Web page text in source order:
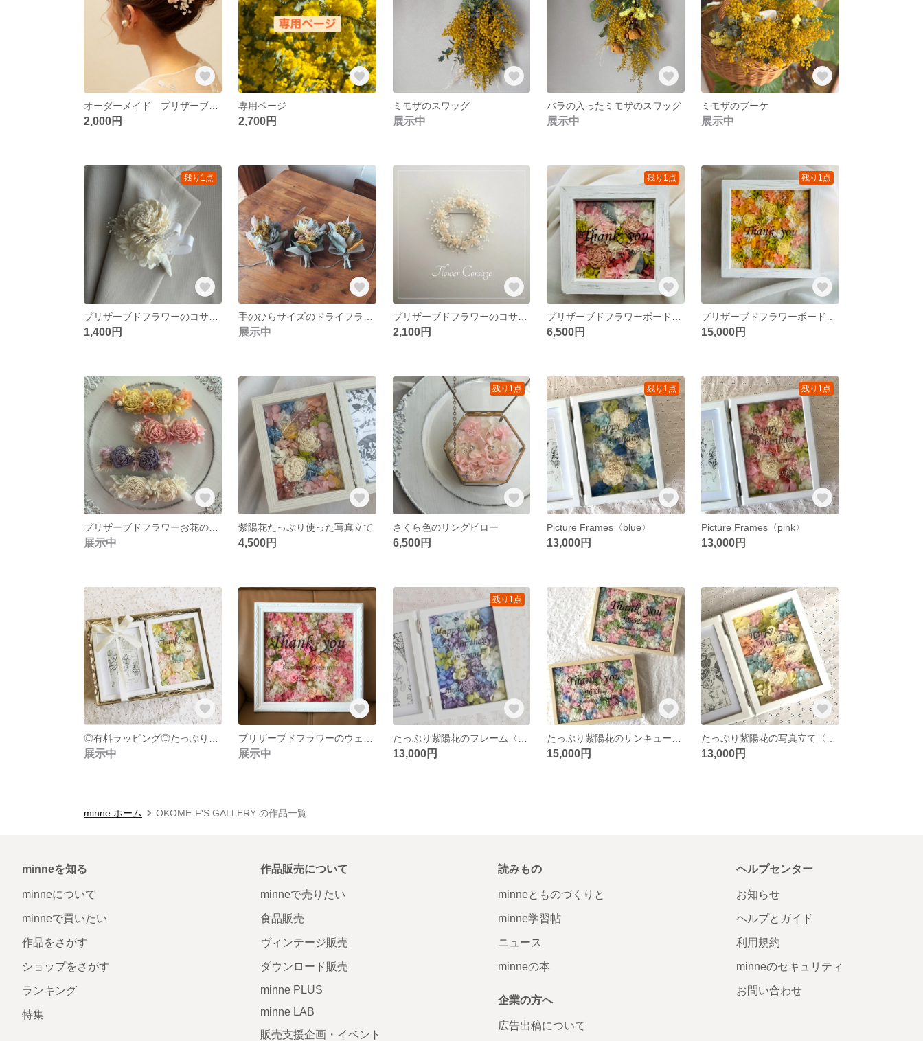
2,000円
専用ページ
2,700円
ミモザのスワッグ
展示中
バラの入ったミモザのスワッグ
展示中
ミモザのブーケ
展示中
残り1点
1,400円 展示中
プリザーブドフラワーのコサージュ
2,100円
残り1点
6,500円
残り1点
15,000円
展示中
紫陽花たっぷり使った写真立て
4,500円
残り1点
さくら色のリングピロー
6,500円
残り1点
Picture Frames〈blue〉
13,000円
残り1点
Picture Frames〈pink〉
13,000円
展示中 展示中
残り1点
13,000円 15,000円 13,000円
minne ホーム OKOME-F'S GALLERY の作品一覧
minneを知る
minneについて
minneで買いたい
作品をさがす
ショップをさがす
ランキング
特集
作品販売について
minneで売りたい
食品販売
ヴィンテージ販売
ダウンロード販売
minne PLUS
minne LAB
販売支援企画・イベント
読みもの
minneとものづくりと
minne学習帖
ニュース
minneの本
企業の方へ
広告出稿について
ヘルプセンター
お知らせ
ヘルプとガイド
利用規約
minneのセキュリティ
お問い合わせ